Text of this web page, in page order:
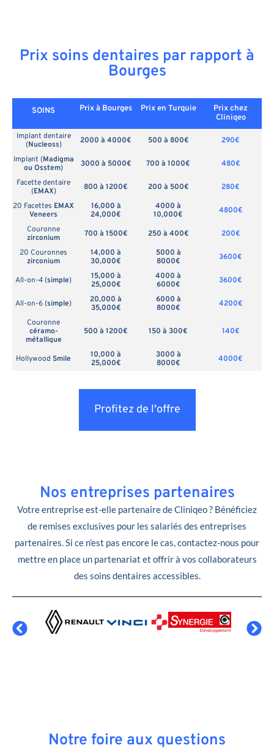
Prix soins dentaires par rapport à
Bourges
SOINS Prix à Bourges Prix en Turquie
Prix chez
Cliniqeo
Implant dentaire
(Nucleoss) 2000 à 4000€ 500 à 800€
290€
Implant (Madigma
ou Osstem) 3000 à 5000€ 700 à 1000€
480€
Facette dentaire
(EMAX) 800 à 1200€ 200 à 500€
280€
20 Facettes EMAX
Veneers
16,000 à
24,000€
4000 à
10,000€
4800€
Couronne
zirconium
700 à 1500€ 250 à 400€
200€
20 Couronnes
zirconium
14,000 à
30,000€
5000 à
8000€
3600€
All-on-4 (simple)
15,000 à
25,000€
4000 à
6000€
3600€
All-on-6 (simple)
20,000 à
35,000€
6000 à
8000€
4200€
Couronne
céramo-
métallique
500 à 1200€ 150 à 300€ 140€
Hollywood Smile
10,000 à
25,000€
3000 à
8000€
4000€
Profitez de l'offre
Nos entreprises partenaires
Votre entreprise est-elle partenaire de Cliniqeo ? Bénéficiez
de remises exclusives pour les salariés des entreprises
partenaires. Si ce n’est pas encore le cas, contactez-nous pour
mettre en place un partenariat et offrir à vos collaborateurs
des soins dentaires accessibles.
Notre foire aux questions